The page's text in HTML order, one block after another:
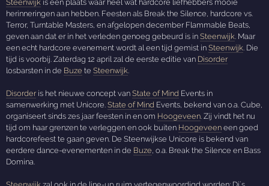
Steenwijk is een plaats waar heel wat hardcore liefhebbers mooie
herinneringen aan hebben. Feesten als Break the Silence, hardcore vs.
Terror, Turntable Masters, en afgelopen december Flammable Beats,
geven aan dat er in het verleden genoeg gebeurd is inSteenwijk. Maar
een echt hardcore evenement wordt al een tijd gemist inSteenwijk. Die
tijd is voorbij. Zaterdag 12 april zal de eerste editie van Disorder
losbarsten in de Buze teSteenwijk.
Disorderis het nieuwe concept vanState of Mind Events in
samenwerking met Unicore.State of Mind Events, bekend van o.a. Cube,
organiseert sinds zes jaar feesten in en om Hoogeveen. Zij vindt het nu
tijd om haar grenzen te verleggen en ook buiten Hoogeveen een goed
hardcorefeest te gaan geven. De Steenwijkse Unicore is bekend van
eerdere dance-evenementen in de Buze, o.a. Break the Silence en Bass
Domina.